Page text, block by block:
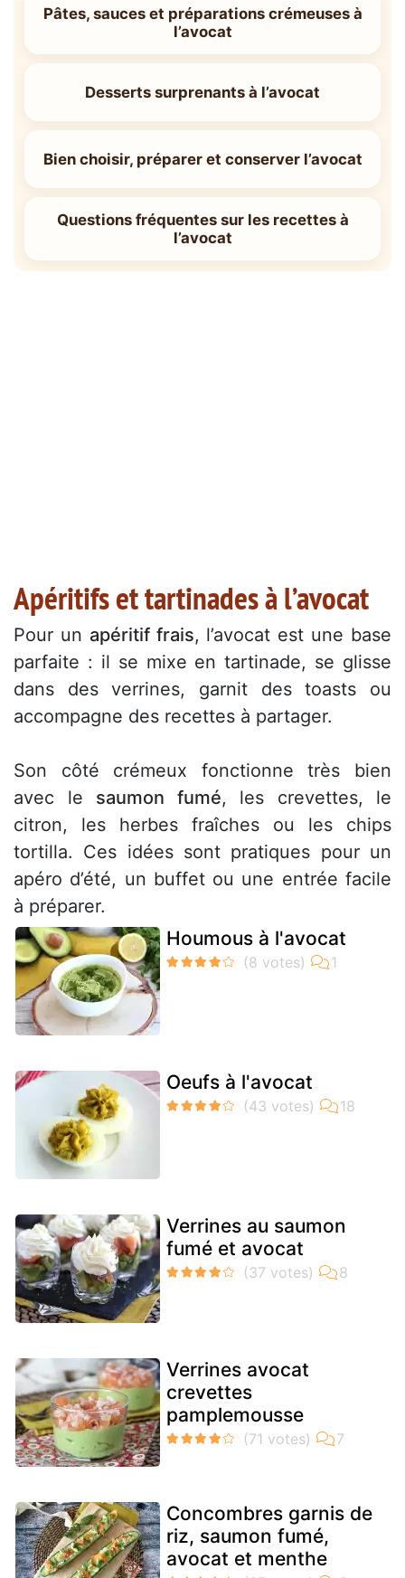
Pâtes, sauces et préparations crémeuses à
l’avocat
Desserts surprenants à l’avocat
Bien choisir, préparer et conserver l’avocat
Questions fréquentes sur les recettes à
l’avocat
Apéritifs et tartinades à l’avocat
Pour un apéritif frais, l’avocat est une base
parfaite : il se mixe en tartinade, se glisse
dans des verrines, garnit des toasts ou
accompagne des recettes à partager.
Son côté crémeux fonctionne très bien
avec le saumon fumé, les crevettes, le
citron, les herbes fraîches ou les chips
tortilla. Ces idées sont pratiques pour un
apéro d’été, un buffet ou une entrée facile
à préparer.
Houmous à l'avocat
Oeufs à l'avocat
Verrines au saumon
fumé et avocat
Verrines avocat
crevettes
pamplemousse
Concombres garnis de
riz, saumon fumé,
avocat et menthe